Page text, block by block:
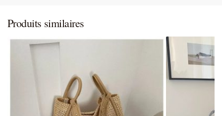
Produits similaires